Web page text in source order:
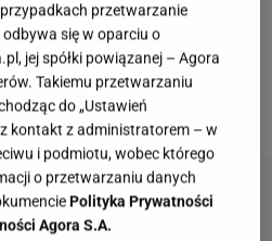
został pochowany na
Była biegaczka
zmarłego ukochanego
przetwarzanie
się w oparciu o
jej spółki powiązanej – Agora
Takiemu przetwarzaniu
do „Ustawień
kontakt z administratorem – w
i podmiotu, wobec którego
o przetwarzaniu danych
Polityka Prywatności
Agora S.A.